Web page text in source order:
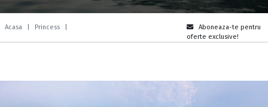
Acasa Princess
Aboneaza-te pentru
oferte exclusive!